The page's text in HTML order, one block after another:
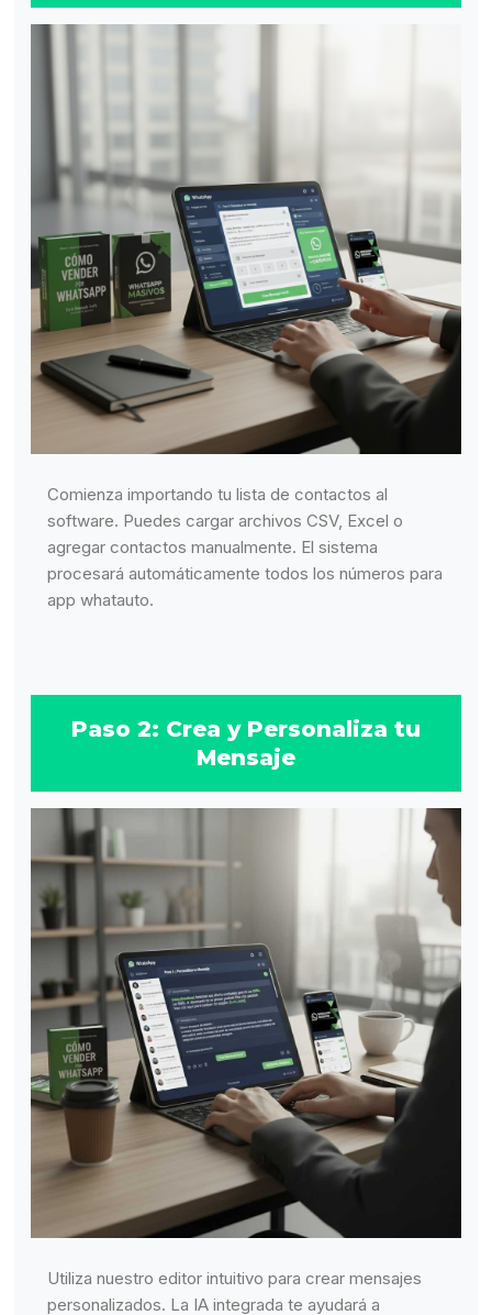
Comienza importando tu lista de contactos al
software. Puedes cargar archivos CSV, Excel o
agregar contactos manualmente. El sistema
procesará automáticamente todos los números para
app whatauto.
Paso 2: Crea y Personaliza tu
Mensaje
Utiliza nuestro editor intuitivo para crear mensajes
personalizados. La IA integrada te ayudará a